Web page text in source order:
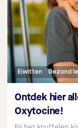
Eiwitten Gezond
Ontdek hier
Oxytocine!